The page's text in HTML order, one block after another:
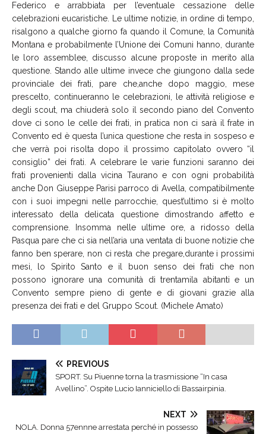
Federico e arrabbiata per l’eventuale cessazione delle
celebrazioni eucaristiche. Le ultime notizie, in ordine di tempo,
risalgono a qualche giorno fa quando il Comune, la Comunità
Montana e probabilmente l’Unione dei Comuni hanno, durante
le loro assemblee, discusso alcune proposte in merito alla
questione. Stando alle ultime invece che giungono dalla sede
provinciale dei frati, pare che,anche dopo maggio, mese
prescelto, continueranno le celebrazioni, le attività religiose e
degli scout, ma chiuderà solo il secondo piano del Convento
dove ci sono le celle dei frati, in pratica non ci sarà il frate in
Convento ed è questa l’unica questione che resta in sospeso e
che verrà poi risolta dopo il prossimo capitolato ovvero “il
consiglio” dei frati. A celebrare le varie funzioni saranno dei
frati provenienti dalla vicina Taurano e con ogni probabilità
anche Don Giuseppe Parisi parroco di Avella, compatibilmente
con i suoi impegni nelle parrocchie, quest’ultimo si è molto
interessato della delicata questione dimostrando affetto e
comprensione. Insomma nelle ultime ore, a ridosso della
Pasqua pare che ci sia nell’aria una ventata di buone notizie che
fanno ben sperare, non ci resta che pregare,durante i prossimi
mesi, lo Spirito Santo e il buon senso dei frati che non
possono ignorare una comunità di trentamila abitanti e un
Convento sempre pieno di gente e di giovani grazie alla
presenza dei frati e del Gruppo Scout. (Michele Amato)
PREVIOUS
SPORT. Su Piuenne torna la trasmissione “In casa
Avellino”. Ospite Lucio Ianniciello di Bassairpinia.
NEXT
NOLA. Donna 57ennne arrestata perché in possesso